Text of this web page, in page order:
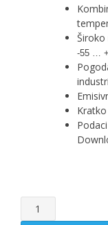
-55 …
Ubodni
i